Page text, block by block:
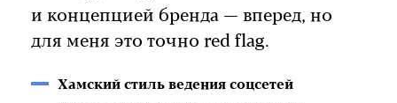
и концепцией бренда — вперед, но
для меня это точно red flag.
Хамский стиль ведения соцсетей